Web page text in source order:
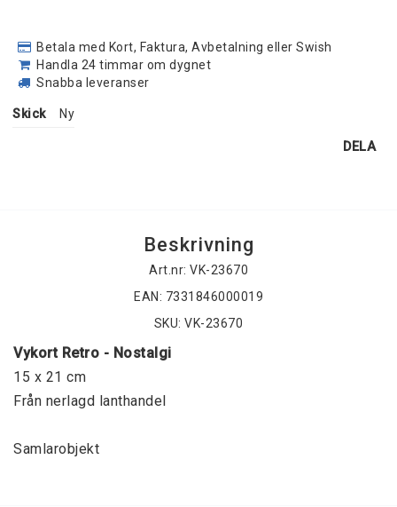
Betala med Kort, Faktura, Avbetalning eller Swish
Handla 24 timmar om dygnet
Snabba leveranser
Skick Ny
DELA
Beskrivning
Art.nr: VK-23670
EAN: 7331846000019
SKU: VK-23670
Vykort Retro - Nostalgi
15 x 21 cm
Från nerlagd lanthandel
Samlarobjekt